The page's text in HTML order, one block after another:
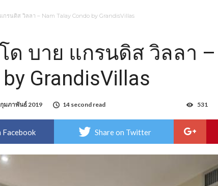
กรนดิส วิลลา – Nam Talay Condo by GrandisVillas
ด บาย แกรนดิส วิลลา –
GrandisVillas
มภาพันธ์ 2019 14 second read 531
Facebook Share on Twitter